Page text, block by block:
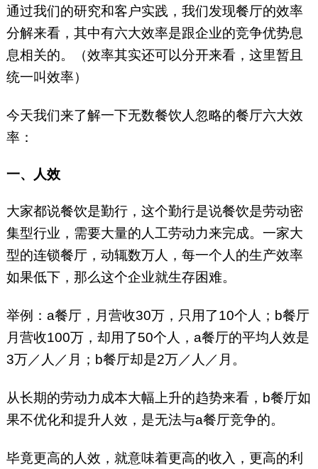
通过我们的研究和客户实践，我们发现餐厅的效率
分解来看，其中有六大效率是跟企业的竞争优势息
息相关的。（效率其实还可以分开来看，这里暂且
统一叫效率）
今天我们来了解一下无数餐饮人忽略的餐厅六大效
率：
一、人效
大家都说餐饮是勤行，这个勤行是说餐饮是劳动密
集型行业，需要大量的人工劳动力来完成。一家大
型的连锁餐厅，动辄数万人，每一个人的生产效率
如果低下，那么这个企业就生存困难。
举例：a餐厅，月营收30万，只用了10个人；b餐厅
月营收100万，却用了50个人，a餐厅的平均人效是
3万／人／月；b餐厅却是2万／人／月。
从长期的劳动力成本大幅上升的趋势来看，b餐厅如
果不优化和提升人效，是无法与a餐厅竞争的。
毕竟更高的人效，就意味着更高的收入，更高的利